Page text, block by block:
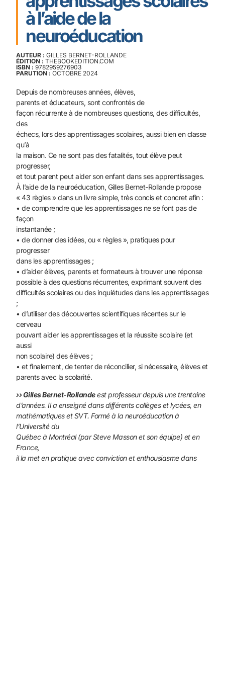
à l’aide de la
neuroéducation
AUTEUR :GILLES BERNET-ROLLANDE
ÉDITION :THEBOOKEDITION.COM
ISBN : 9782959276903
PARUTION :OCTOBRE 2024
Depuis de nombreuses années, élèves,
parents et éducateurs, sont confrontés de
façon récurrente à de nombreuses questions, des difficultés,
des
échecs, lors des apprentissages scolaires, aussi bien en classe
qu’à
la maison. Ce ne sont pas des fatalités, tout élève peut
progresser,
et tout parent peut aider son enfant dans ses apprentissages.
À l’aide de la neuroéducation, Gilles Bernet-Rollande propose
« 43 règles » dans un livre simple, très concis et concret afin :
• de comprendre que les apprentissages ne se font pas de
façon
instantanée ;
• de donner des idées, ou « règles », pratiques pour
progresser
dans les apprentissages ;
• d’aider élèves, parents et formateurs à trouver une réponse
possible à des questions récurrentes, exprimant souvent des
difficultés scolaires ou des inquiétudes dans les apprentissages
;
• d’utiliser des découvertes scientifiques récentes sur le
cerveau
pouvant aider les apprentissages et la réussite scolaire (et
aussi
non scolaire) des élèves ;
• et finalement, de tenter de réconcilier, si nécessaire, élèves et
parents avec la scolarité.
›› Gilles Bernet-Rollandeest professeur depuis une trentaine
d’années. Il a enseigné dans différents collèges et lycées, en
mathématiques et SVT. Formé à la neuroéducation à
l’Université du
Québec à Montréal (par Steve Masson et son équipe) et en
France,
il la met en pratique avec conviction et enthousiasme dans